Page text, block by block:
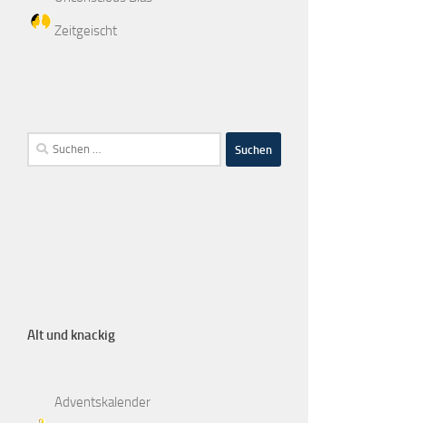
Zeitgeischt
Alt und knackig
Adventskalender